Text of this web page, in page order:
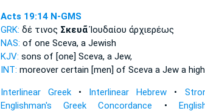
Acts 19:14 N-GMS
GRK: δέ τινος ΣκευᾶἸουδαίου ἀρχιερέως
NAS: of one Sceva,a Jewish
KJV: sons of [one] Sceva,a Jew,
INT: moreover certain [men] of Scevaa Jew a
Interlinear Greek• Interlinear Hebrew •
Englishman's Greek Concordance •